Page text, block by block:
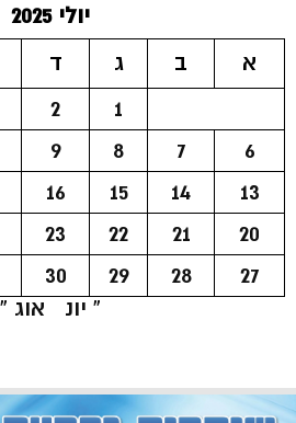
יולי 2025
א
ב ג ד
1
2
6
7
8
9
13
14
15
16
20
21
22
23
27
28
29
30
« יונ
אוג »